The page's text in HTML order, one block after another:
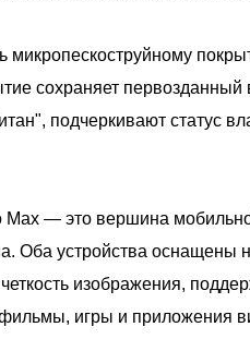
микропескоструйному
сохраняет
подчеркивают статус
— это вершина
Оба устройства оснащены
изображения,
фильмы, игры и приложения